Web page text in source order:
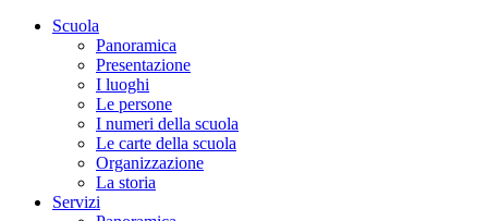
Scuola
Panoramica
Presentazione
I luoghi
Le persone
I numeri della scuola
Le carte della scuola
Organizzazione
La storia
Servizi